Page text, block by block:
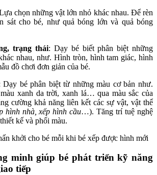
chọn những vật lớn nhỏ khác nhau. Để rèn
sát cho bé, như quả bóng lớn và quả bóng
trạng thái: Dạy bé biết phân biệt những
nhau, như. Hình tròn, hình tam giác, hình
đồ chơi đơn giản của bé.
Dạy bé phân biệt từ những màu cơ bản như.
xanh da trời, xanh lá… qua màu sắc của
cường khả năng liên kết các sự vật, vật thể
hình nhà, xếp hình cầu…). Tăng trí tuệ nghệ
kế và phối màu.
khởi cho bé mỗi khi bé xếp được hình mới
minh giúp bé phát triển kỹ năng
tiếp